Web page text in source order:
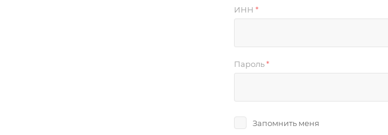
ИНН *
Пароль*
Запомнить меня